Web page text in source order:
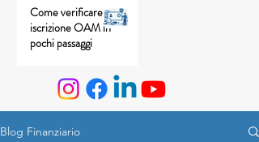
Come verificare
iscrizione OAM in
pochi passaggi
Blog Finanziario